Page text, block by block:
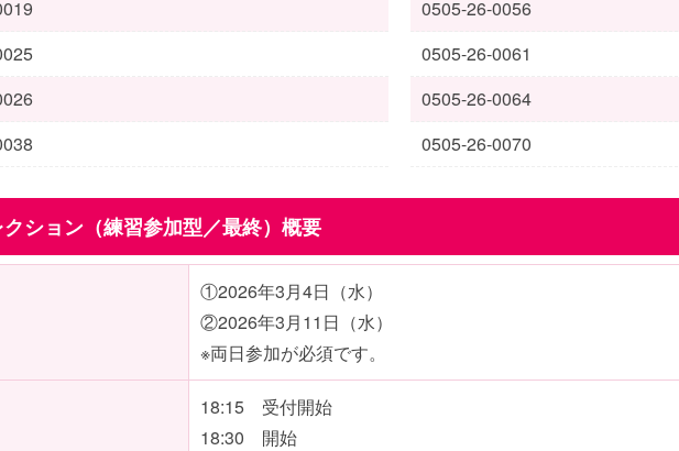
0505-26-0056
0505-26-0061
0505-26-0064
0505-26-0070
ション（練習参加型／最終）概要
①2026年3月4日（水）
②2026年3月11日（水）
※両日参加が必須です。
18:15 受付開始
18:30 開始